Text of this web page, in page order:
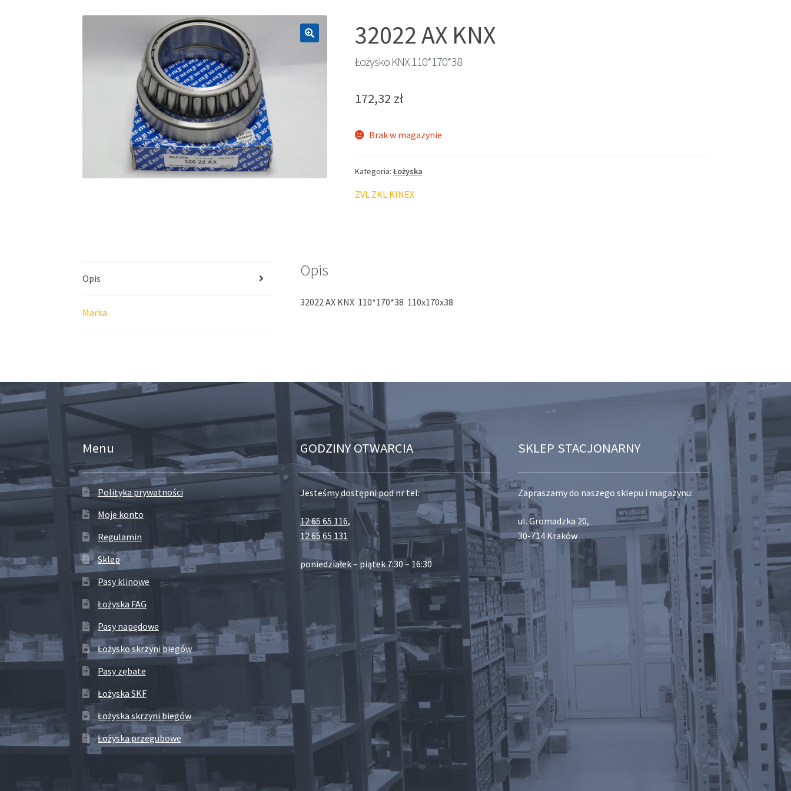
32022 AX KNX
Łożysko KNX 110*170*38
172,32 zł
Brak w magazynie
Kategoria: Łożyska
ZVL ZKL KINEX
Opis
Marka
Opis
32022 AX KNX 110*170*38 110x170x38
Menu
Polityka prywatności
Moje konto
Regulamin
Sklep
Pasy klinowe
Łożyska FAG
Pasy napędowe
Łożysko skrzyni biegów
Pasy zębate
Łożyska SKF
Łożyska skrzyni biegów
Łożyska przegubowe
GODZINY OTWARCIA
Jesteśmy dostępni pod nr tel:
12 65 65 116,
12 65 65 131
poniedziałek – piątek 7:30 – 16:30
SKLEP STACJONARNY
Zapraszamy do naszego sklepu i magazynu:
ul. Gromadzka 20,
30-714 Kraków